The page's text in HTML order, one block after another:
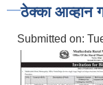
ठेक्का आव्हान
Submitted on: